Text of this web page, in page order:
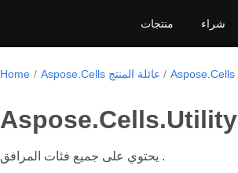
منتجات شراء
Home Aspose.Cells عائلة المنتج
Aspose.Cells.Utility
يحتوي على جميع فئات المرافق .